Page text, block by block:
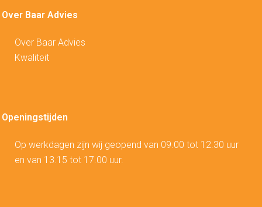
Over Baar Advies
Over Baar Advies
Kwaliteit
Openingstijden
Op werkdagen zijn wij geopend van 09.00 tot 12.30 uur
en van 13.15 tot 17.00 uur.